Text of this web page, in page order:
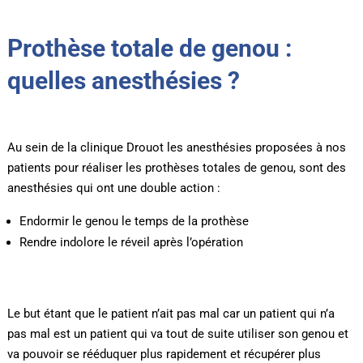
Prothèse totale de genou :
quelles anesthésies ?
Au sein de la clinique Drouot les anesthésies proposées à nos
patients pour réaliser les prothèses totales de genou, sont des
anesthésies qui ont une double action :
Endormir le genou le temps de la prothèse
Rendre indolore le réveil après l’opération
Le but étant que le patient n’ait pas mal car un patient qui n’a
pas mal est un patient qui va tout de suite utiliser son genou et
va pouvoir se rééduquer plus rapidement et récupérer plus